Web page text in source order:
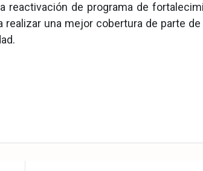
reactivación de programa de
una mejor cobertura de parte